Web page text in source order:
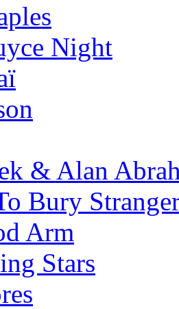
Night
& Alan
Bury
Arm
Stars